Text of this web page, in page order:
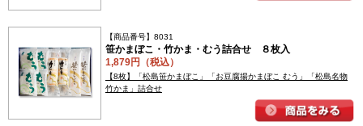
【商品番号】8031
笹かまぼこ・竹かま・むう詰合せ ８枚入
1,879円（税込）
【8枚】「松島笹かまぼこ」「お豆腐揚かまぼこ むう」「松島名物
竹かま」詰合せ